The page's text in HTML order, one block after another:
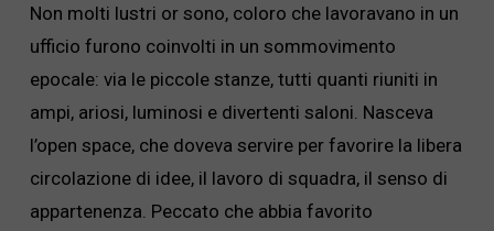
Non molti lustri or sono, coloro che lavoravano in un
ufficio furono coinvolti in un sommovimento
epocale: via le piccole stanze, tutti quanti riuniti in
ampi, ariosi, luminosi e divertenti saloni. Nasceva
l’open space, che doveva servire per favorire la libera
circolazione di idee, il lavoro di squadra, il senso di
appartenenza. Peccato che abbia favorito